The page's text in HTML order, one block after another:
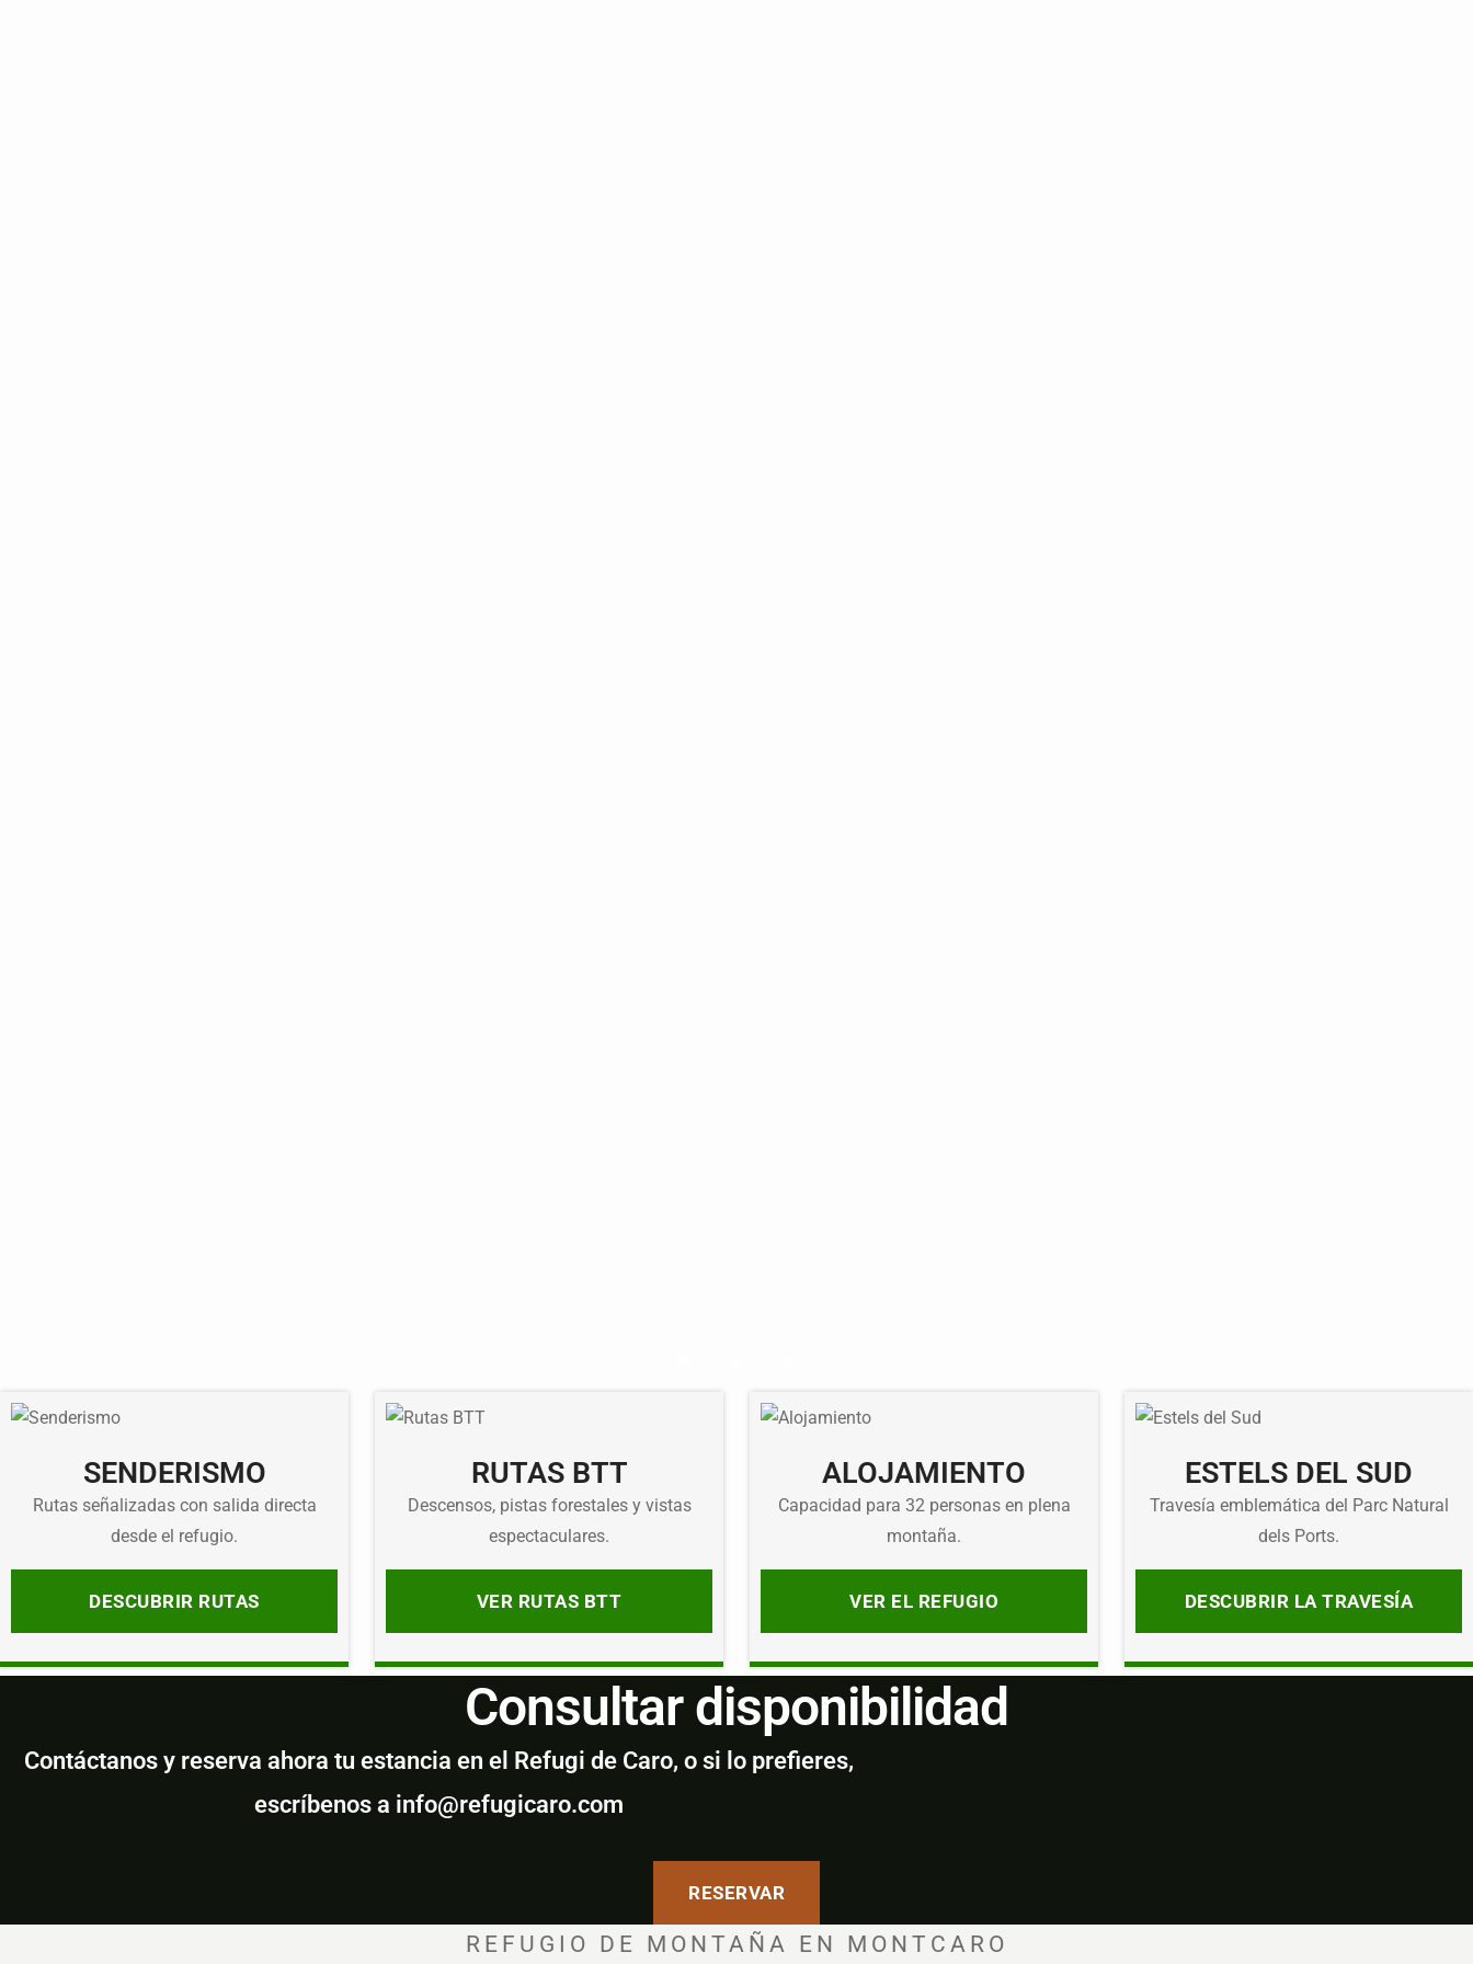
SENDERISMO
Rutas señalizadas con salida directa
desde el refugio.
DESCUBRIR RUTAS
RUTAS BTT
Descensos, pistas forestales y vistas
espectaculares.
VER RUTAS BTT
ALOJAMIENTO
Capacidad para 32 personas en plena
montaña.
VER EL REFUGIO
ESTELS DEL SUD
Travesía emblemática del Parc Natural
dels Ports.
DESCUBRIR LA TRAVESÍA
Consultar disponibilidad
Contáctanos y reserva ahora tu estancia en el Refugi de Caro, o si lo prefieres,
escríbenos a info@refugicaro.com
RESERVAR
REFUGIO DE MONTAÑA EN MONTCARO